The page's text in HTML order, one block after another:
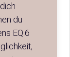
du
EQ.6